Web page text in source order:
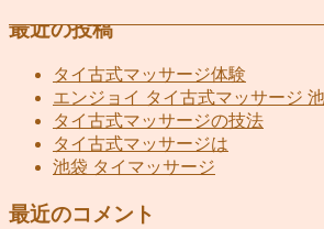
最近の投稿
タイ古式マッサージ体験
エンジョイ タイ古式マッサージ
タイ古式マッサージの技法
タイ古式マッサージは
池袋 タイマッサージ
最近のコメント